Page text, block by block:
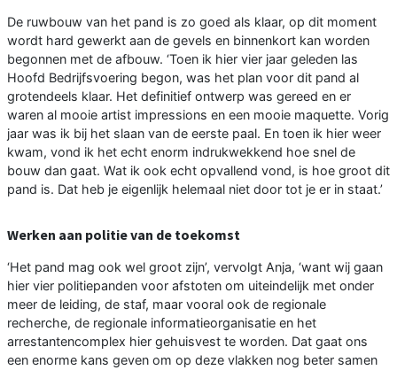
De ruwbouw van het pand is zo goed als klaar, op dit moment
wordt hard gewerkt aan de gevels en binnenkort kan worden
begonnen met de afbouw. ‘Toen ik hier vier jaar geleden las
Hoofd Bedrijfsvoering begon, was het plan voor dit pand al
grotendeels klaar. Het definitief ontwerp was gereed en er
waren al mooie artist impressions en een mooie maquette. Vorig
jaar was ik bij het slaan van de eerste paal. En toen ik hier weer
kwam, vond ik het echt enorm indrukwekkend hoe snel de
bouw dan gaat. Wat ik ook echt opvallend vond, is hoe groot dit
pand is. Dat heb je eigenlijk helemaal niet door tot je er in staat.’
Werken aan politie van de toekomst
‘Het pand mag ook wel groot zijn’, vervolgt Anja, ‘want wij gaan
hier vier politiepanden voor afstoten om uiteindelijk met onder
meer de leiding, de staf, maar vooral ook de regionale
recherche, de regionale informatieorganisatie en het
arrestantencomplex hier gehuisvest te worden. Dat gaat ons
een enorme kans geven om op deze vlakken nog beter samen